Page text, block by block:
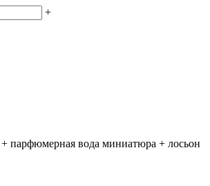
+
парфюмерная вода миниатюра + лосьон